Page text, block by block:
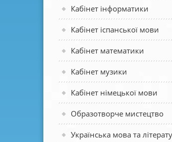
Кабінет інформатики
Кабінет іспанської мови
Кабінет математики
Кабінет музики
Кабінет німецької мови
Образотворче мистецтво
Українська мова та